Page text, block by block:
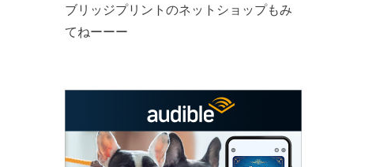
ブリッジプリントのネットショップもみ
てねーーー